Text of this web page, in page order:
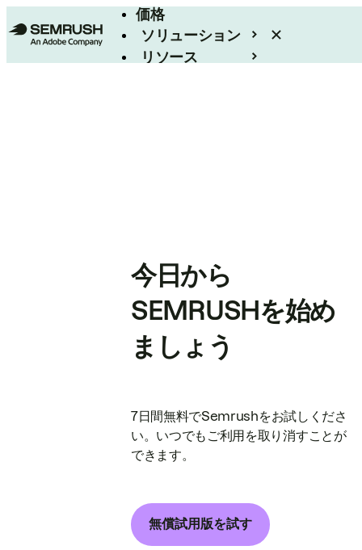
価格
ソリューション
リソース
今日から
SEMRUSHを始め
ましょう
7日間無料でSemrushをお試しくださ
い。いつでもご利用を取り消すことが
できます。
無償試用版を試す